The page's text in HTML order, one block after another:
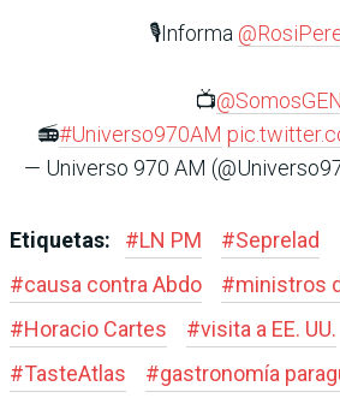
🎙️Informa
📺@SomosGEN
📻#Universo970AM
— Universo 970 AM
Etiquetas: #LN PM #Seprelad
#causa contra Abdo #ministros
#Horacio Cartes #visita a EE. UU.
#TasteAtlas #gastronomía